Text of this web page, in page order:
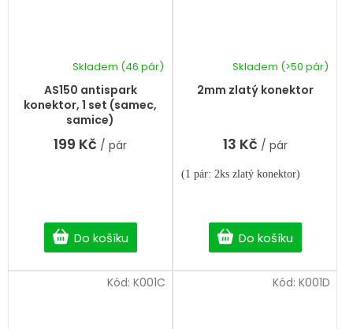
AS150 antispark
konektor, 1 set (samec,
samice)
Skladem (46 pár)
199 Kč / pár
Do košíku
2mm zlatý konektor
Skladem (>50 pár)
13 Kč / pár
Do košíku
(1 pár: 2ks zlatý konektor)
Kód: K001C Kód: K001D